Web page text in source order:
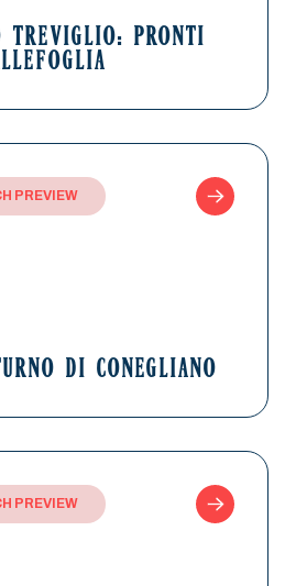
TREVIGLIO: PRONTI
PREVIEW
DI CONEGLIANO
PREVIEW